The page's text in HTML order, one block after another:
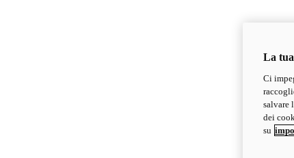
La
Ci
salvare
dei
su